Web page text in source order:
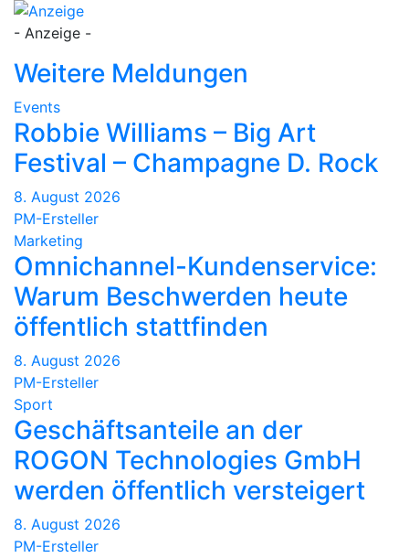
- Anzeige -
Weitere Meldungen
Events
Robbie Williams – Big Art
Festival – Champagne D. Rock
8. August 2026
PM-Ersteller
Marketing
Omnichannel-Kundenservice:
Warum Beschwerden heute
öffentlich stattfinden
8. August 2026
PM-Ersteller
Sport
Geschäftsanteile an der
ROGON Technologies GmbH
werden öffentlich versteigert
8. August 2026
PM-Ersteller